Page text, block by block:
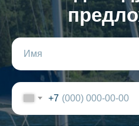
+7